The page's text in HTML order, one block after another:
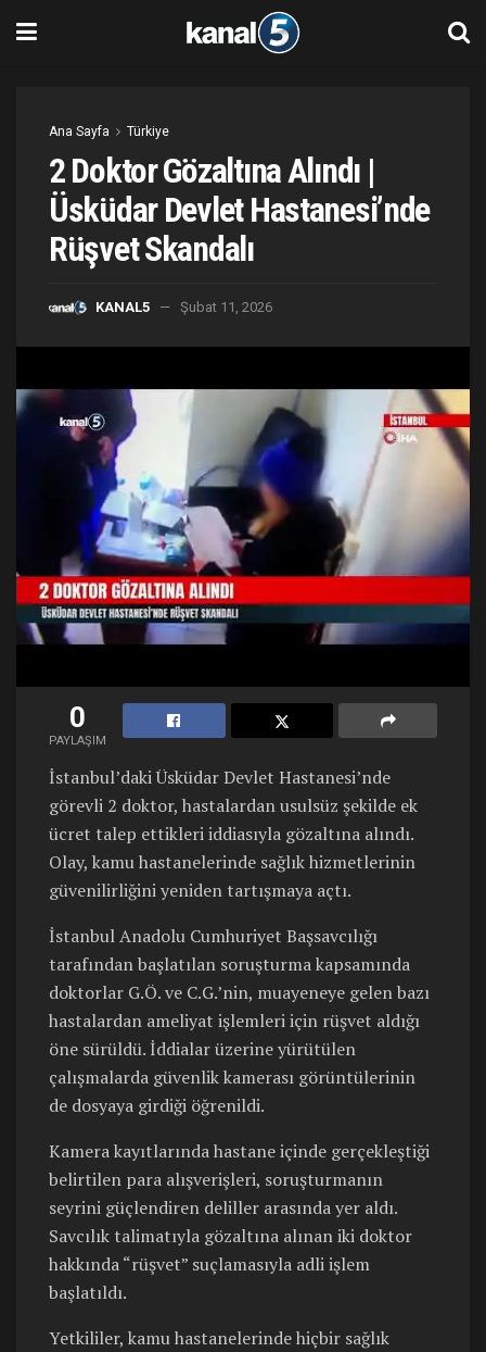
Ana Sayfa Türkiye
2 Doktor Gözaltına Alındı |
Üsküdar Devlet Hastanesi’nde
Rüşvet Skandalı
KANAL5 Şubat 11, 2026
0
PAYLAŞIM
İstanbul’daki Üsküdar Devlet Hastanesi’nde
görevli 2 doktor, hastalardan usulsüz şekilde ek
ücret talep ettikleri iddiasıyla gözaltına alındı.
Olay, kamu hastanelerinde sağlık hizmetlerinin
güvenilirliğini yeniden tartışmaya açtı.
İstanbul Anadolu Cumhuriyet Başsavcılığı
tarafından başlatılan soruşturma kapsamında
doktorlar G.Ö. ve C.G.’nin, muayeneye gelen bazı
hastalardan ameliyat işlemleri için rüşvet aldığı
öne sürüldü. İddialar üzerine yürütülen
çalışmalarda güvenlik kamerası görüntülerinin
de dosyaya girdiği öğrenildi.
Kamera kayıtlarında hastane içinde gerçekleştiği
belirtilen para alışverişleri, soruşturmanın
seyrini güçlendiren deliller arasında yer aldı.
Savcılık talimatıyla gözaltına alınan iki doktor
hakkında “rüşvet” suçlamasıyla adli işlem
başlatıldı.
Yetkililer, kamu hastanelerinde hiçbir sağlık